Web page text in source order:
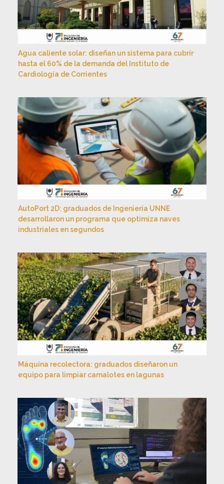
Agua caliente solar: diseñan un sistema para cubrir
hasta el 60% de la demanda del Instituto de
Cardiología de Corrientes
AutoPort 2D: graduados de Ingeniería UNNE
desarrollaron un programa que optimiza naves
industriales en segundos
Máquina recolectora: graduados diseñaron un
equipo para limpiar camalotes en lagunas